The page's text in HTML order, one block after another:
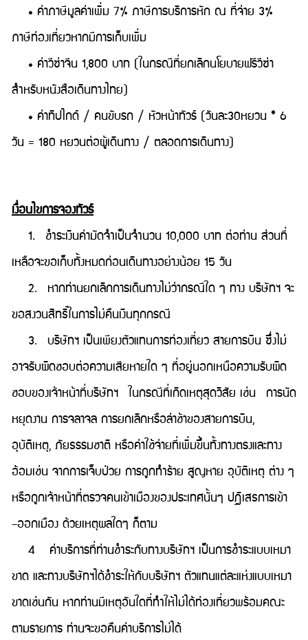
• ค่าภาษีมูลค่าเพิ่ม 7% ภาษีการบริการหัก ณ ที่จ่าย 3%
ภาษีท่องเที่ยวหากมีการเก็บเพิ่ม
• ค่าวีซ่าจีน 1,800 บาท (ในกรณีที่ยกเลิกนโยบายฟรีวีซ่า
สำหรับหนังสือเดินทางไทย)
• ค่าทิปไกด์ / คนขับรถ / หัวหน้าทัวร์ (วันละ30หยวน * 6
วัน = 180 หยวนต่อผู้เดินทาง / ตลอดการเดินทาง)
เงื่อนไขการจองทัวร์
1. ชำระเงินค่ามัดจำเป็นจำนวน 10,000 บาท ต่อท่าน ส่วนที่
เหลือจะขอเก็บทั้งหมดก่อนเดินทางอย่างน้อย 15 วัน
2. หากท่านยกเลิกการเดินทางไม่ว่ากรณีใด ๆ ทาง บริษัทฯ จะ
ขอสงวนสิทธิ์ในการไม่คืนเงินทุกกรณี
3. บริษัทฯ เป็นเพียงตัวแทนการท่องเที่ยว สายการบิน ซึ่งไม่
อาจรับผิดชอบต่อความเสียหายใด ๆ ที่อยู่นอกเหนือความรับผิด
ชอบของเจ้าหน้าที่บริษัทฯ ในกรณีที่เกิดเหตุสุดวิสัย เช่น การนัด
หยุดงาน การจลาจล การยกเลิกหรือล่าช้าของสายการบิน,
อุบัติเหตุ, ภัยธรรมชาติ หรือค่าใช้จ่ายที่เพิ่มขึ้นทั้งทางตรงและทาง
อ้อมเช่น จากการเจ็บป่วย การถูกทำร้าย สูญหาย อุบัติเหตุ ต่าง ๆ
หรือถูกเจ้าหน้าที่ตรวจคนเข้าเมืองของประเทศนั้นๆ ปฏิเสธการเข้า
–ออกเมือง ด้วยเหตุผลใดๆ ก็ตาม
4 ค่าบริการที่ท่านชำระกับทางบริษัทฯ เป็นการชำระแบบเหมา
ขาด และทางบริษัทฯได้ชำระให้กับบริษัทฯ ตัวแทนแต่ละแห่งแบบเหมา
ขาดเช่นกัน หากท่านมีเหตุอันใดที่ทำให้ไม่ได้ท่องเที่ยวพร้อมคณะ
ตามรายการ ท่านจะขอคืนค่าบริการไม่ได้